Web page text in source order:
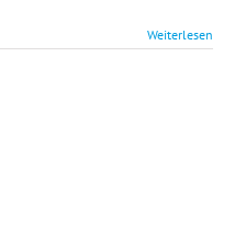
Weiterlesen